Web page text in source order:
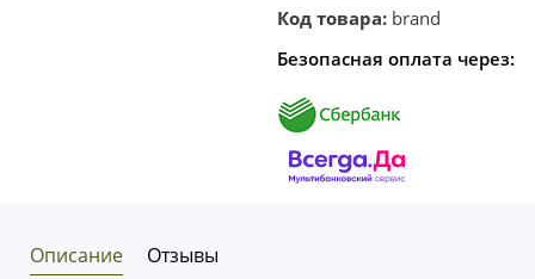
клик
Код товара: brand
Безопасная оплата через:
Описание Отзывы